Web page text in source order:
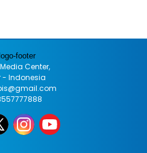
Center,
- Indonesia